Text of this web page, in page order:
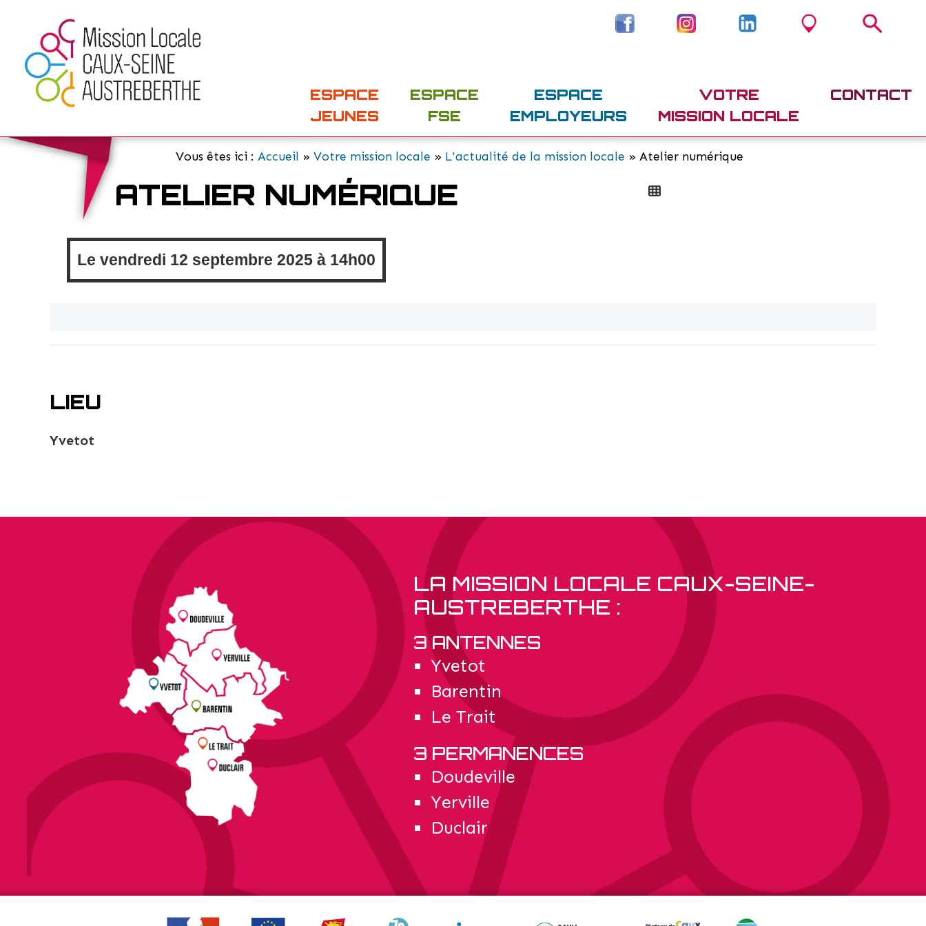
ESPACE
JEUNES
ESPACE
FSE
ESPACE
EMPLOYEURS
VOTRE
MISSION LOCALE
CONTACT
Vous êtes ici : Accueil » Votre mission locale » L'actualité de la mission locale » Atelier numérique
ATELIER NUMÉRIQUE
Le vendredi 12 septembre 2025 à 14h00
LIEU
Yvetot
LA MISSION LOCALE CAUX-SEINE-
AUSTREBERTHE :
3 ANTENNES
Yvetot
Barentin
Le Trait
3 PERMANENCES
Doudeville
Yerville
Duclair